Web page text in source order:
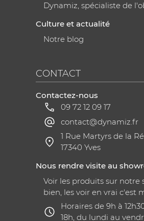
Dynamiz, spécialiste de
Culture et actualité
Notre blog
CONTACT
Contactez-nous
09 72 12 09 17
contact@dynamiz.fr
1 Rue Martyrs de la
17340 Yves
Nous rendre visite au
Voir les produits sur notre
bien, les voir en vrai c'est
Horaires de 9h à
18h, du lundi au